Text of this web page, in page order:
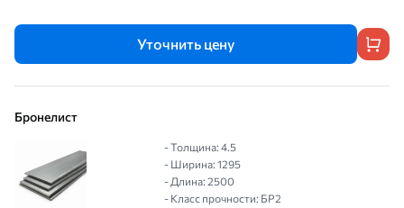
Уточнить цену
Бронелист
- Толщина: 4.5
- Ширина: 1295
- Длина: 2500
- Класс прочности: БР2